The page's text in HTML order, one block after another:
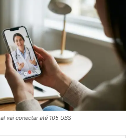
vai conectar até 105 UBS